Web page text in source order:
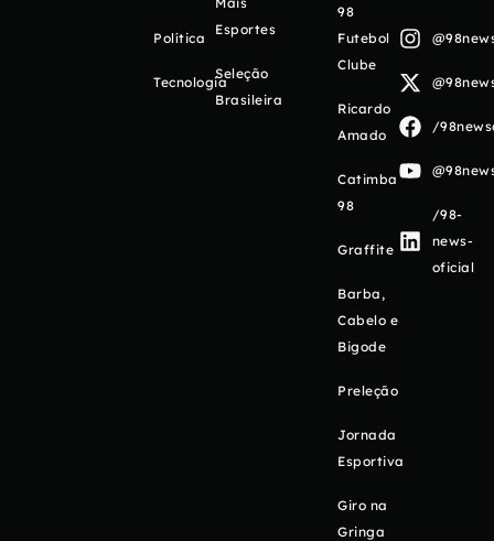
Política
Tecnologia
Esportes
Seleção
Brasileira
98
Futebol
Clube
Ricardo
Amado
Catimba
98
Graffite
Barba,
Cabelo e
Bigode
Preleção
Jornada
Esportiva
Giro na
Gringa
/
/98-
news-
oficial